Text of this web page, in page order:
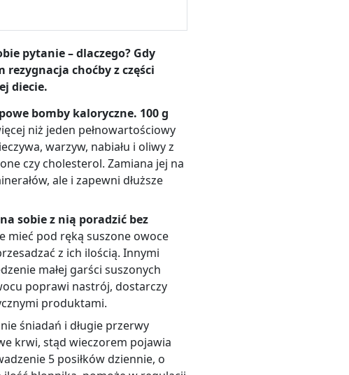
pytanie – dlaczego? Gdy
choćby z części
diecie.
bomby kaloryczne. 100 g
niż jeden pełnowartościowy
warzyw, nabiału i oliwy z
czy cholesterol. Zamiana jej na
ale i zapewni dłuższe
sobie z nią poradzić bez
mieć pod ręką suszone owoce
z ich ilością. Innymi
małej garści suszonych
poprawi nastrój, dostarczy
produktami.
śniadań i długie przerwy
krwi, stąd wieczorem pojawia
5 posiłków dziennie, o